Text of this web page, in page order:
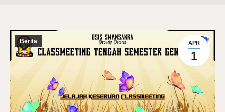
APR
1
Berita